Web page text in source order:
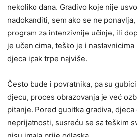
nekoliko dana. Gradivo koje nije
nadokanditi, sem ako se ne
program za intenzivnije učinje, ili
je učenicima, teško je i nastavnicima
djeca ipak trpe najviše.
Često bude i povratnika, pa su
djecu, proces obrazovanja je već
pitanje. Pored gubitka gradiva, djeca
neprijatnosti, susreću se sa teškim